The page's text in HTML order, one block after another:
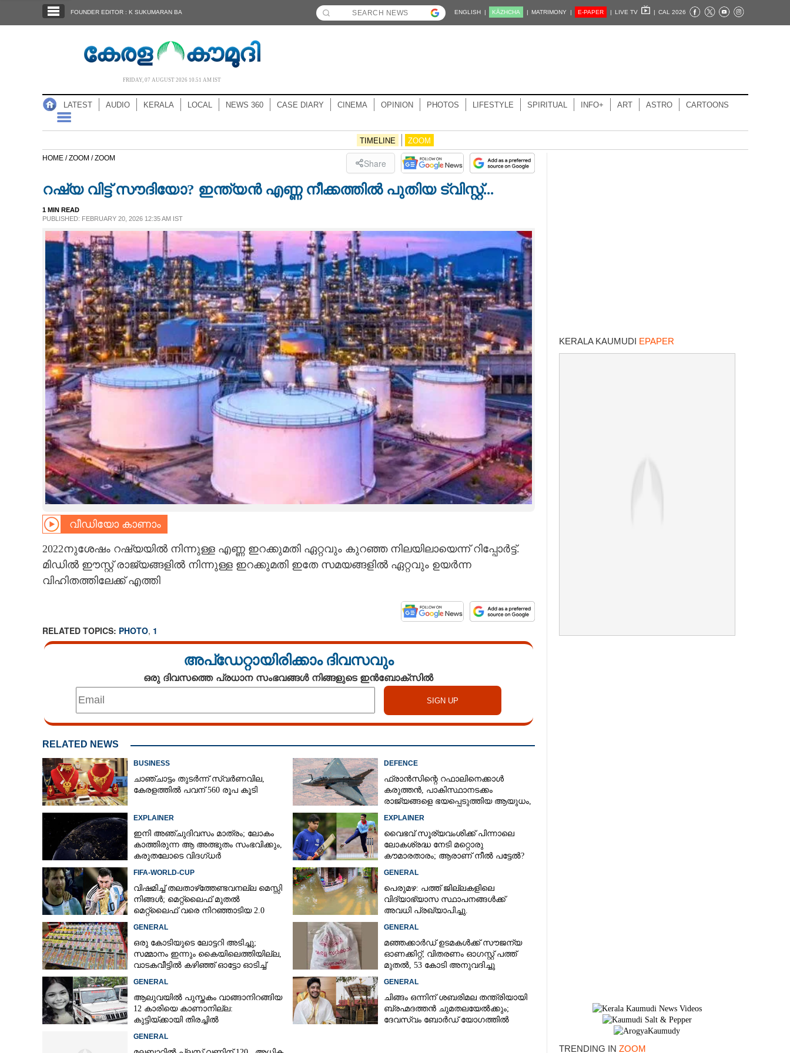
NOTIFIED NEWS
CASE DIARY
LIFESTYLE
SPIRITUAL
CARTOONS
LITERATURE
CONTACT US
FOUNDER EDITOR : K SUKUMARAN BA ENGLISH | KĀZHCHA | MATRIMONY | E-PAPER | LIVE TV | CAL 2026
FRIDAY, 07 AUGUST 2026 10.51 AM IST
LATEST AUDIO KERALA LOCAL NEWS 360 CASE DIARY CINEMA OPINION PHOTOS LIFESTYLE SPIRITUAL INFO+ ART ASTRO CARTOONS
TIMELINE ZOOM
HOME /ZOOM /ZOOM Share
റഷ്യ വിട്ട് സൗദിയോ? ഇന്ത്യൻ എണ്ണ നീക്കത്തിൽ പുതിയ ട്വിസ്റ്റ്‌...
1 MIN READ
PUBLISHED: FEBRUARY 20, 2026 12:35 AM IST
വീഡിയോ കാണാം
2022നുശേഷം റഷ്യയിൽ നിന്നുള്ള എണ്ണ ഇറക്കുമതി ഏറ്റവും കുറഞ്ഞ നിലയിലായെന്ന് റിപ്പോർട്ട്.
മിഡിൽ ഈസ്റ്റ് രാജ്യങ്ങളിൽ നിന്നുള്ള ഇറക്കുമതി ഇതേ സമയങ്ങളിൽ ഏറ്റവും ഉയർന്ന
വിഹിതത്തിലേക്ക് എത്തി
RELATED TOPICS: PHOTO, 1
അപ്ഡേറ്റായിരിക്കാം ദിവസവും
ഒരു ദിവസത്തെ പ്രധാന സംഭവങ്ങൾ നിങ്ങളുടെ ഇൻബോക്സിൽ
RELATED NEWS
BUSINESS
ചാഞ്ചാട്ടം തുടർന്ന് സ്വർണവില,
കേരളത്തിൽ പവന് 560 രൂപ കൂടി
DEFENCE
ഫ്രാൻസിന്റെ റഫാലിനെക്കാൾ
കരുത്തൻ,​ പാകിസ്ഥാനടക്കം
രാജ്യങ്ങളെ ഭയപ്പെടുത്തിയ ആയുധം,​
EXPLAINER
ഇനി അഞ്ചുദിവസം മാത്രം; ലോകം
കാത്തിരുന്ന ആ അത്ഭുതം സംഭവിക്കും,
കരുതലോടെ വിദഗ്ധർ
EXPLAINER
വൈഭവ് സൂര്യവംശിക്ക് പിന്നാലെ
ലോകശ്രദ്ധ നേടി മറ്റൊരു
കൗമാരതാരം; ആരാണ് നീൽ പട്ടേൽ?
FIFA-WORLD-CUP
വിഷമിച്ച് തലതാഴ്‌ത്തേണ്ടവനല്ല മെസ്സി
നിങ്ങള്‍; മെറ്റ്‌ലൈഫ് മുതല്‍
മെറ്റ്‌ലൈഫ് വരെ നിറഞ്ഞാടിയ 2.0
GENERAL
പെരുമഴ: പത്ത് ജില്ലകളിലെ
വിദ്യാഭ്യാസ സ്ഥാപനങ്ങൾക്ക്
അവധി പ്രഖ്യാപിച്ചു.
GENERAL
ഒരു കോടിയുടെ ലോട്ടറി അടിച്ചു;
സമ്മാനം ഇന്നും കൈയിലെത്തിയില്ല,
വാടകവീട്ടിൽ കഴിഞ്ഞ് ഓട്ടോ ഓടിച്ച്
GENERAL
മഞ്ഞക്കാർഡ് ഉടമകൾക്ക് സൗജന്യ
ഓണക്കിറ്റ്; വിതരണം ഓഗസ്റ്റ് പത്ത്
മുതൽ, 53 കോടി അനുവദിച്ചു
GENERAL
ആലുവയിൽ പുസ്തകം വാങ്ങാനിറങ്ങിയ
12 കാരിയെ കാണാനില്ല:
കുട്ടിയ്ക്കായി തിരച്ചിൽ
GENERAL
ചിങ്ങം ഒന്നിന് ശബരിമല തന്ത്രിയായി
ബ്രഹ്മദത്തൻ ചുമതലയേൽക്കും;
ദേവസ്വം ബോർഡ് യോഗത്തിൽ
GENERAL
KERALA KAUMUDI EPAPER
TRENDING IN ZOOM